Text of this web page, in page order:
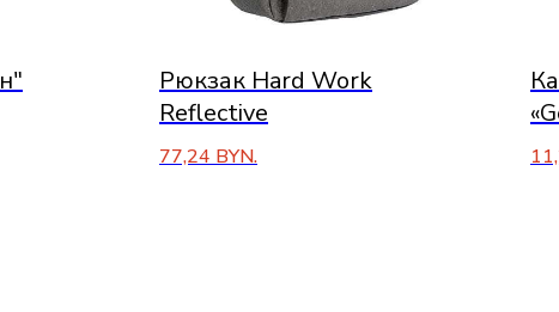
Рюкзак Hard Work
Reflective
77,24 BYN.